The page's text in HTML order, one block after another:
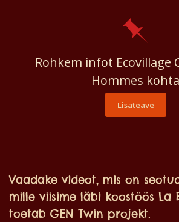
Rohkem infot Ecovillage
Hommes kohta
Lisateave
Vaadake videot, mis on
mille viisime läbi koostöös La
toetab GEN Twin projekt.